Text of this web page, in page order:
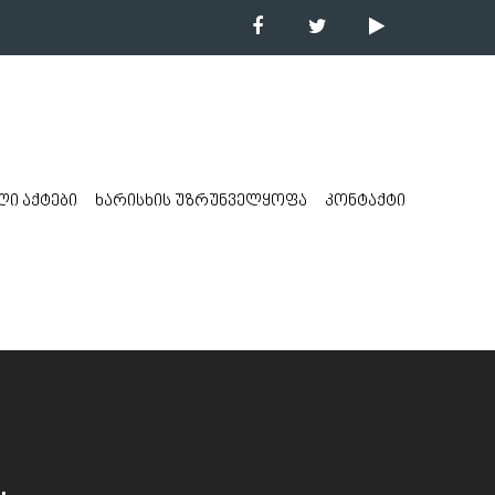
აქტები ხარისხის უზრუნველყოფა კონტაქტი